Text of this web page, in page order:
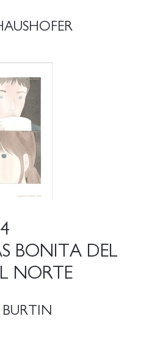
4
BONITA DEL
NORTE
BURTIN